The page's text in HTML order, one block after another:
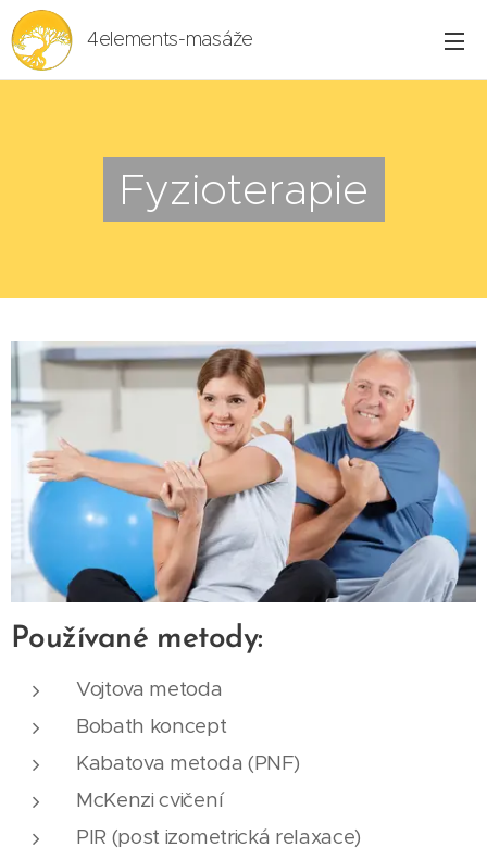
4elements-masáže
Fyzioterapie
Používané metody:
Vojtova metoda
Bobath koncept
Kabatova metoda (PNF)
McKenzi cvičení
PIR (post izometrická relaxace)